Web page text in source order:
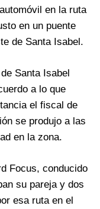
en la ruta
en un puente
de Santa Isabel.
Santa Isabel
a lo que
el fiscal de
se produjo a las
en la zona.
Focus, conducido
su pareja y dos
esa ruta en el